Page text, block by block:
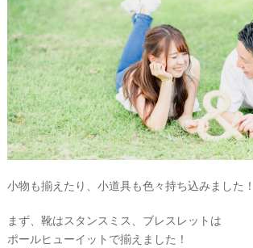
小物も揃えたり、小道具も色々持ち込みました！
まず、靴はスタンスミス、ブレスレットは
ポールヒューイットで揃えました！